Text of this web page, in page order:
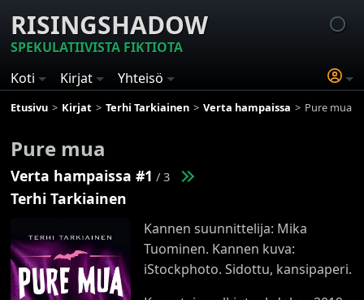
RISINGSHADOW
SPEKULATIIVISTA FIKTIOTA
Koti
Kirjat Yhteisö
Etusivu Kirjat Terhi Tarkiainen Verta hampaissa Pure mua
Pure mua
Verta hampaissa #1 / 3
Terhi Tarkiainen
Kannen suunnittelija: Mika
Tuominen. Kannen kuva:
iStockphoto. Sidottu, kansipaperi.